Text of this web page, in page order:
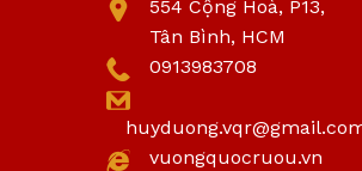
554 Cộng Hoà, P13,
Tân Bình, HCM
0913983708
vuongquocruou.vn